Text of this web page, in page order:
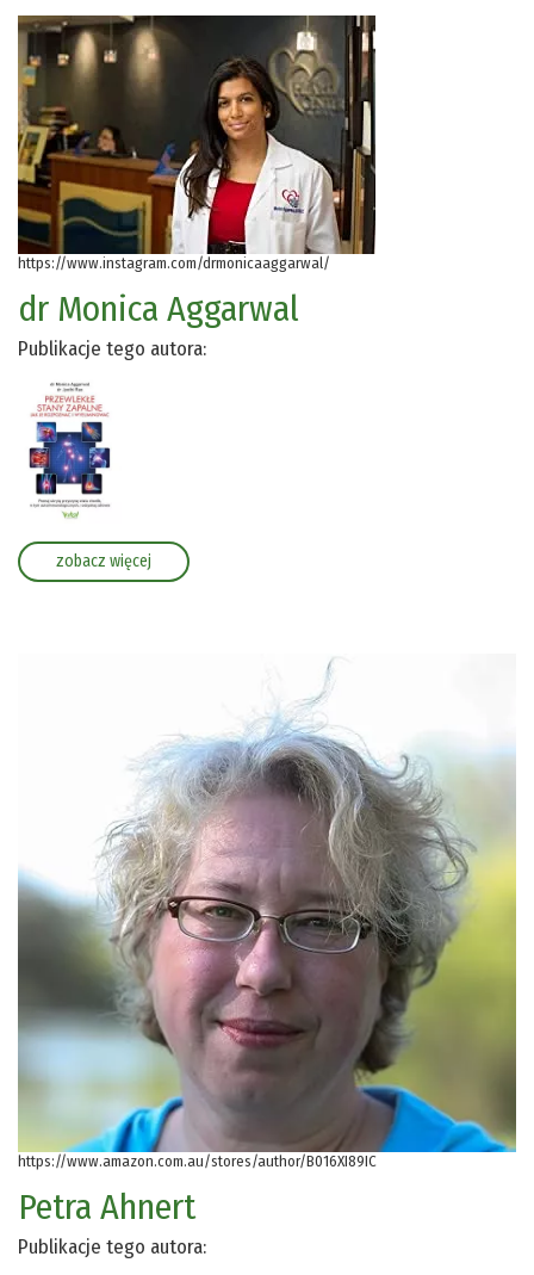
https://www.instagram.com/drmonicaaggarwal/
dr Monica Aggarwal
Publikacje tego autora:
zobacz więcej
https://www.amazon.com.au/stores/author/B016XI89IC
Petra Ahnert
Publikacje tego autora: